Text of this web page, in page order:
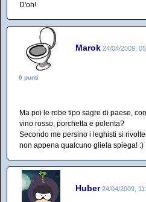
D'oh!
Marok 24/04/2009,
0 punti
Ma poi le robe tipo sagre di paese,
vino rosso, porchetta e polenta?
Secondo me persino i leghisti si
non appena qualcuno gliela spiega! :)
Huber 24/04/2009,